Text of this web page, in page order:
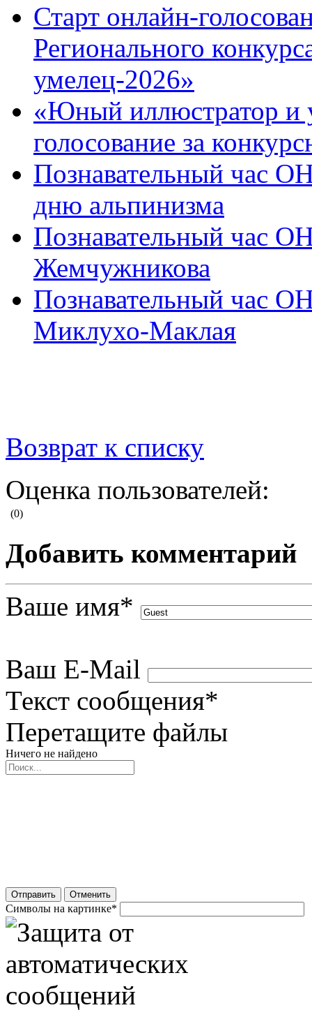
Старт онлайн-
Регионального
умелец-2026»
«Юный иллюстратор и
голосование за
Познавательный час
дню альпинизма
Познавательный час
Жемчужникова
Познавательный час
Миклухо-Маклая
Возврат к списку
Оценка пользователей:
(0)
Добавить комментарий
Ваше имя*
Ваш E-Mail
Текст сообщения*
Перетащите файлы
Ничего не найдено
Отправить Отменить
Символы на картинке*